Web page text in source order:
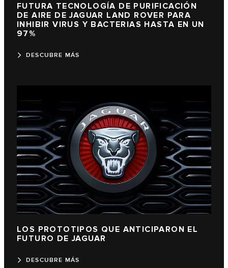
FUTURA TECNOLOGÍA DE PURIFICACIÓN
DE AIRE DE JAGUAR LAND ROVER PARA
INHIBIR VIRUS Y BACTERIAS HASTA EN UN
97%
DESCUBRE MÁS
LOS PROTOTIPOS QUE ANTICIPARON EL
FUTURO DE JAGUAR
DESCUBRE MÁS